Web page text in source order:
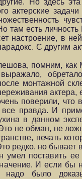
Но здесь эта
актерские
там есть
настроение, в
С другим
помним, как
монтажной
актера,
поверили, что
все правда. И
в данном
не обман, не
печать
редко, но бывает
умел поставить
И если бы
надо было